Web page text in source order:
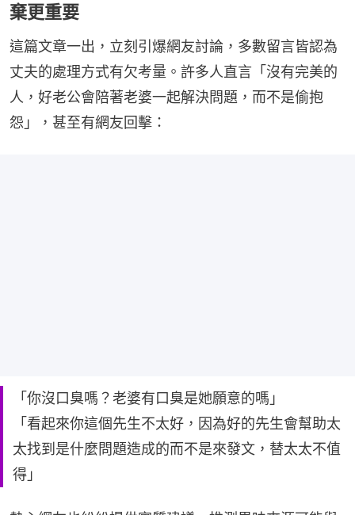
棄更重要
這篇文章一出，立刻引爆網友討論，多數留言皆認為
丈夫的處理方式有欠考量。許多人直言「沒有完美的
人，好老公會陪著老婆一起解決問題，而不是偷抱
怨」，甚至有網友回擊：
「你沒口臭嗎？老婆有口臭是她願意的嗎」
「看起來你這個先生不太好，因為好的先生會幫助太
太找到是什麼問題造成的而不是來發文，替太太不值
得」